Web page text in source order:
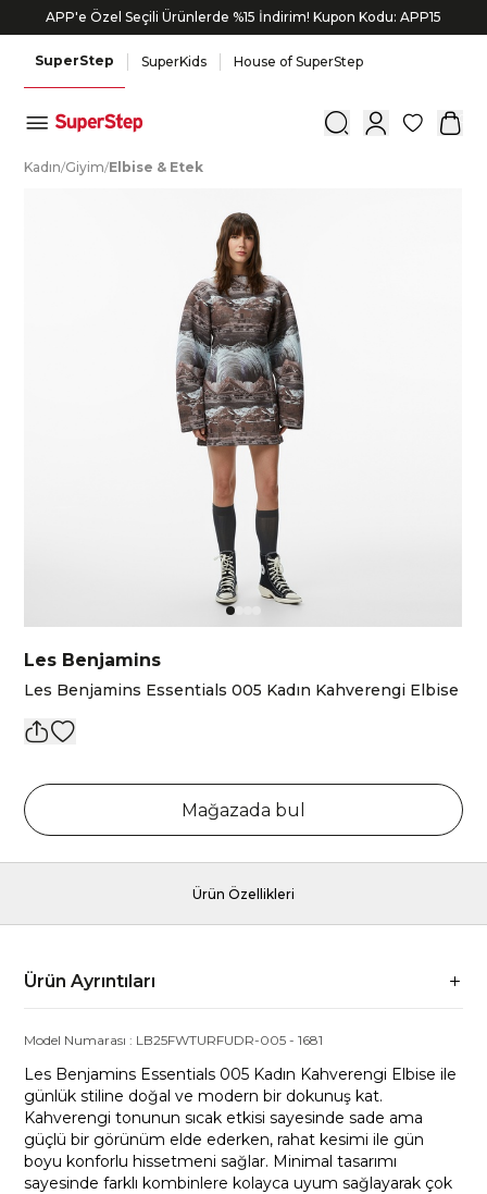
APP'e Özel Seçili Ürünlerde %15 İndirim! Kupon Kodu: APP15
SuperStep SuperKids House of SuperStep
0
Kadın/Giyim/E lbise & Etek
Les Benjamins
Les Benjamins Essentials 005 Kadın Kahverengi Elbise
Mağazada bul
Ürün Özellikleri
Ürün Ayrıntıları
Model Numarası : LB25FWTURFUDR-005 -1681
Les Benjamins Essentials 005 Kadın Kahverengi Elbise ile
günlük stiline doğal ve modern bir dokunuş kat.
Kahverengi tonunun sıcak etkisi sayesinde sade ama
güçlü bir görünüm elde ederken, rahat kesimi ile gün
boyu konforlu hissetmeni sağlar. Minimal tasarımı
sayesinde farklı kombinlere kolayca uyum sağlayarak çok